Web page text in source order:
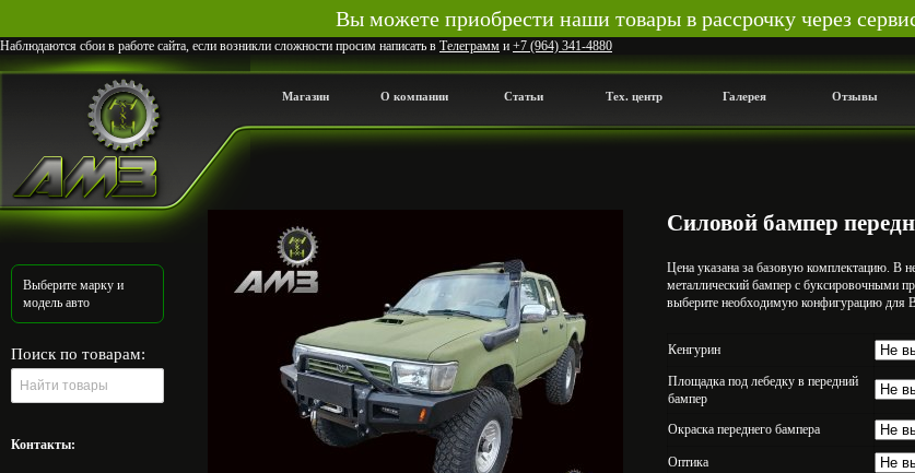
Вы можете приобрести наши товары в рассрочку через
Наблюдаются сбои в работе сайта, если возникли сложности просим написать в Телеграмм и +7 (964) 341-4880
Магазин О компании Статьи Тех. центр Галерея Отзывы
Выберите марку и
модель авто
Поиск по товарам:
Контакты:
Силовой бампер
Цена указана за базовую комплектацию. В
металлический бампер с буксировочными
выберите необходимую конфигурацию для
Кенгурин
Площадка под лебедку в передний
бампер
Окраска переднего бампера
Оптика